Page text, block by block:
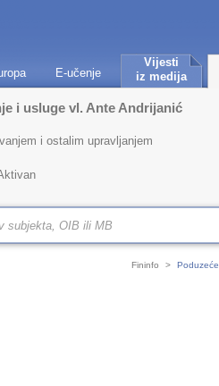
E-učenje
Vijesti
iz medija
i usluge vl. Ante Andrijanić
i ostalim upravljanjem
Fininfo > Poduzeće